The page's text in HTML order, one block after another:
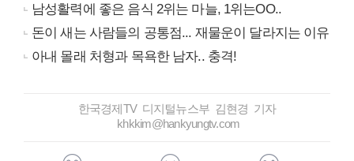
남성활력에 좋은 음식 2위는 마늘, 1위는OO..
돈이 새는 사람들의 공통점... 재물운이 달라지는 이유
아내 몰래 처형과 목욕한 남자.. 충격!
한국경제TV 디지털뉴스부 김현경 기자
khkkim@hankyungtv.com